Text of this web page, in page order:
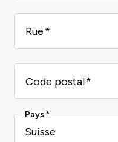
Rue
Code postal
Pays